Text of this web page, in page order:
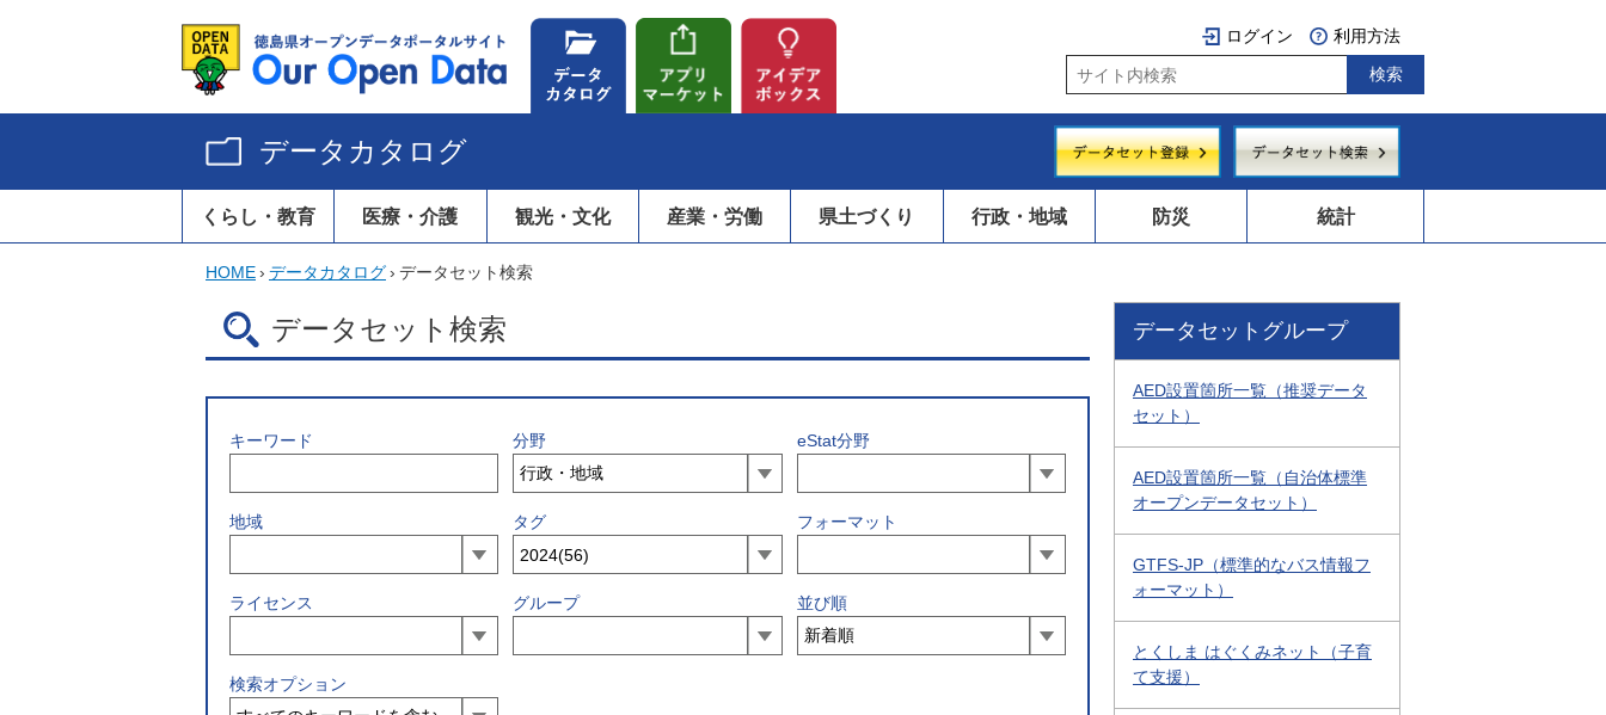
ログイン 利用方法
データカタログ
くらし・教育 医療・介護 観光・文化 産業・労働 県土づくり 行政・地域 防災 統計
HOME› データカタログ› データセット検索
データセット検索
キーワード 分野 eStat分野
地域 タグ フォーマット
ライセンス グループ 並び順
検索オプション
データセットグループ
AED設置箇所一覧（推奨データ
セット）
AED設置箇所一覧（自治体標準
オープンデータセット）
GTFS-JP（標準的なバス情報フ
ォーマット）
とくしま はぐくみネット（子育
て支援）